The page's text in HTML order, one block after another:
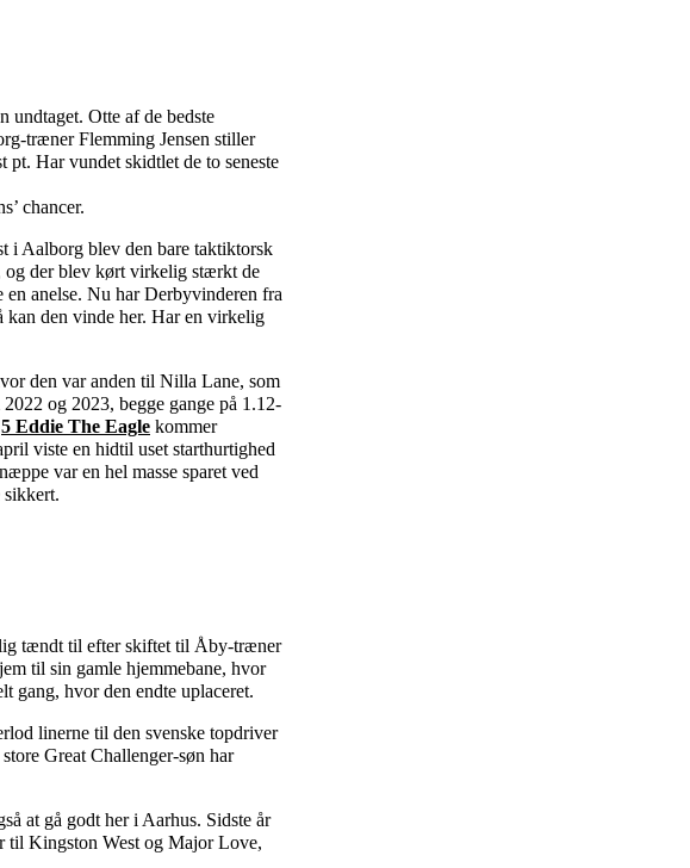
undtaget. Otte af de bedste
træner Flemming Jensen stiller
pt. Har vundet skidtlet de to seneste
chancer.
i Aalborg blev den bare taktiktorsk
og der blev kørt virkelig stærkt de
en anelse. Nu har Derbyvinderen fra
kan den vinde her. Har en virkelig
den var anden til Nilla Lane, som
og 2023, begge gange på 1.12-
5 Eddie The Eagle kommer
viste en hidtil uset starthurtighed
var en hel masse sparet ved
sikkert.
tændt til efter skiftet til Åby-træner
til sin gamle hjemmebane, hvor
gang, hvor den endte uplaceret.
linerne til den svenske topdriver
Great Challenger-søn har
at gå godt her i Aarhus. Sidste år
til Kingston West og Major Love,